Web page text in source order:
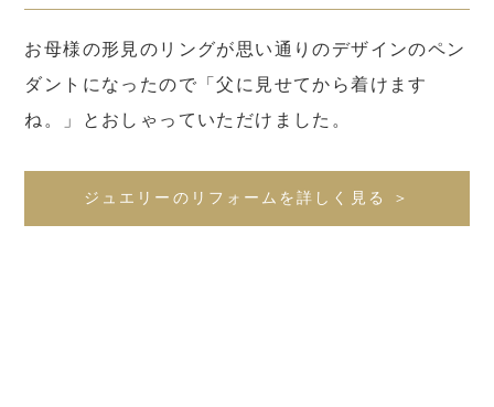
お母様の形見のリングが思い通りのデザインのペン
ダントになったので「父に見せてから着けます
ね。」とおしゃっていただけました。
ジュエリーのリフォームを詳しく見る ＞